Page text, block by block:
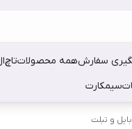
سفارشهمه محصولاتتاچ
سیمکارت
و تبلت